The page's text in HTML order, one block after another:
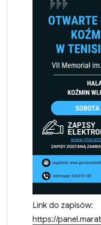
Link do zapisów:
https://